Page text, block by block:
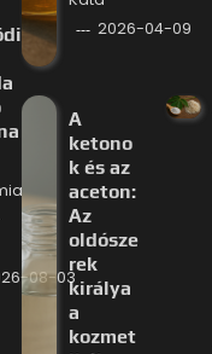
08-03
2026-04-09
A
ketono
k és az
aceton:
Az
oldósze
rek
királya
a
kozmet